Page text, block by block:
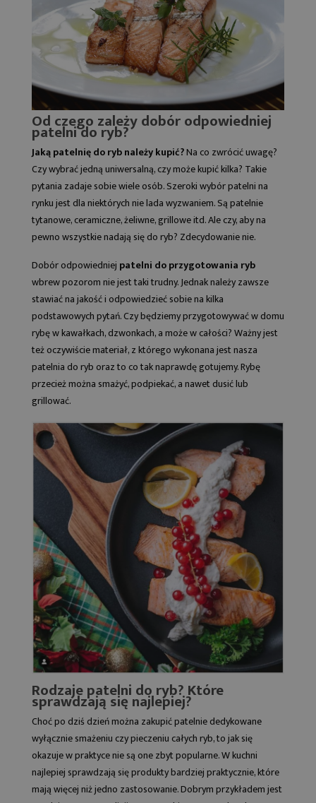
Od czego zależy dobór odpowiedniej
patelni do ryb?
Jaką patelnię do ryb należy kupić?Na co zwrócić uwagę?
Czy wybrać jedną uniwersalną, czy może kupić kilka? Takie
pytania zadaje sobie wiele osób. Szeroki wybór patelni na
rynku jest dla niektórych nie lada wyzwaniem. Są patelnie
tytanowe, ceramiczne, żeliwne, grillowe itd. Ale czy, aby na
pewno wszystkie nadają się do ryb? Zdecydowanie nie.
Dobór odpowiedniej patelni do przygotowania ryb
wbrew pozorom nie jest taki trudny. Jednak należy zawsze
stawiać na jakość i odpowiedzieć sobie na kilka
podstawowych pytań. Czy będziemy przygotowywać w domu
rybę w kawałkach, dzwonkach, a może w całości? Ważny jest
też oczywiście materiał, z którego wykonana jest nasza
patelnia do ryb oraz to co tak naprawdę gotujemy. Rybę
przecież można smażyć, podpiekać, a nawet dusić lub
grillować.
Rodzaje patelni do ryb? Które
sprawdzają się najlepiej?
Choć po dziś dzień można zakupić patelnie dedykowane
wyłącznie smażeniu czy pieczeniu całych ryb, to jak się
okazuje w praktyce nie są one zbyt popularne. W kuchni
najlepiej sprawdzają się produkty bardziej praktycznie, które
mają więcej niż jedno zastosowanie. Dobrym przykładem jest